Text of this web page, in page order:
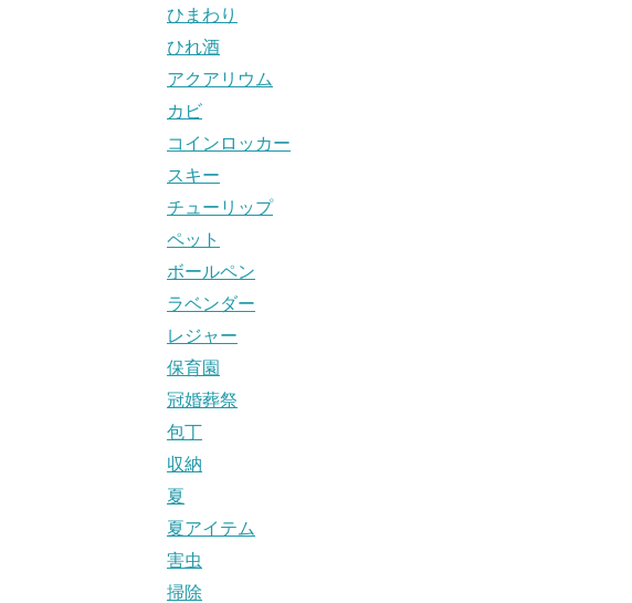
ひまわり
ひれ酒
アクアリウム
カビ
コインロッカー
スキー
チューリップ
ペット
ボールペン
ラベンダー
レジャー
保育園
冠婚葬祭
包丁
収納
夏
夏アイテム
害虫
掃除